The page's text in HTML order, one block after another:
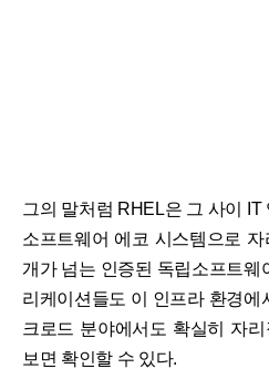
그의 말처럼 RHEL은 그 사이
소프트웨어 에코 시스템으로
개가 넘는 인증된 독립소프트웨
리케이션들도 이 인프라 환경에
크로드 분야에서도 확실히 자
보면 확인할 수 있다.